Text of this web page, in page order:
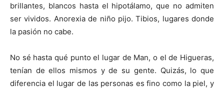
brillantes, blancos hasta el hipotálamo, que no admiten
ser vividos. Anorexia de niño pijo. Tibios, lugares donde
la pasión no cabe.
No sé hasta qué punto el lugar de Man, o el de Higueras,
tenían de ellos mismos y de su gente. Quizás, lo que
diferencia el lugar de las personas es fino como la piel, y